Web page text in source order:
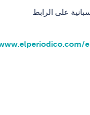
على الرابط